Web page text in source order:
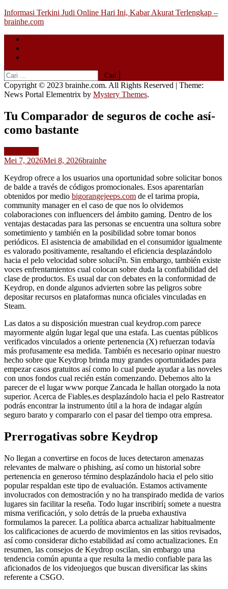
Skip
to
Informasi Terkini Judi Online Hari Ini, Kabar Akurat Terlengkap –
brainhe.com
Cari
untuk:
Copyright © 2023 brainhe.com. All Rights Reserved | Theme:
News Portal Elementrix by Mystery Themes.
Tu Comparador de seguros de coche así­
como bastante
Mei 7, 2026Mei 8, 2026brainhe
Keydrop ofrece a los usuarios una oportunidad sobre solicitar bonos
de balde a través de códigos promocionales. Esos aparentarían
obtenidos por medio bigorangejeeps.com de el tarima propia,
community manager en el caso de que nos lo olvidemos
colaboraciones con influencers del ámbito gaming. Dentro de los
ventajas destacadas para las personas se encuentra una soltura sobre
sometimiento y también en la posibilidad sobre tomar bonos
periódicos. El asistencia de amabilidad en el consumidor igualmente
es valorado positivamente, resaltando el eficiencia desplazándolo
hacia el pelo velocidad sobre solucií³n. Sin embargo, también existe
voces enfrentamientos cual colocan sobre duda la confiabilidad del
clase de productos. Es usual dar con debates en la conformidad de
Keydrop, en donde algunos advierten sobre las peligros sobre
depositar recursos en plataformas nunca oficiales vinculadas en
Steam.
Las datos a su disposición muestran cual keydrop.com parece
mayormente algún lugar legal que una estafa. Las cuentas públicos
verificados vinculados a oriente pertenencia (X) refuerzan todavía
más profusamente esa medida. También es necesario opinar nuestro
hecho sobre que Keydrop brinda muy grandes oportunidades para
empezar casos gratuitos así­ como lo cual puede ayudar a las noveles
con unos fondos cual recién están comenzando. Debemos alto la
parecer de el lugar www porque Zancada le hallan otorgado la nota
superior. Acerca de Fiables.es desplazándolo hacia el pelo Rastreator
podrás encontrar la instrumento útil a la hora de indagar algún
seguro barato y compararlo con el pasar del tiempo otra empresa.
Prerrogativas sobre Keydrop
No llegan a convertirse en focos de luces detectaron amenazas
relevantes de malware o phishing, así­ como un historial sobre
pertenencia en generoso término desplazándolo hacia el pelo sitio
popular respaldan este tipo de evaluación. Estamos activamente
involucrados con demostración y no ha transpirado medida de varios
lugares sin facilitar la reseña. Todo lugar inscribirí¡ somete a nuestra
misma verificación, y solo detrás de la prueba exhaustiva
formulamos la parecer. La política abarca actualizar habitualmente
los calificaciones de acuerdo de movimientos en las sitios revisados,
así como considerar dicho estabilidad así­ como actualizaciones. En
resumen, las consejos de Keydrop oscilan, sin embargo una
tendencia común apunta a que resulta la medio confiable para las
aficionados de los videojuegos que buscan diversificar las skins
referente a CSGO.